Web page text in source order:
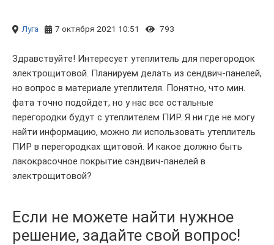
Луга 7 октября 2021 10:51 793
Здравствуйте! Интересует утеплитель для перегородок
электрощитовой. Планируем делать из сендвич-панелей,
но вопрос в материале утеплителя. Понятно, что мин.
фата точно подойдет, но у нас все остальные
перегородки будут с утеплителем ПИР. Я ни где не могу
найти информацию, можно ли использовать утеплитель
ПИР в перегородках щитовой. И какое должно быть
лакокрасочное покрытие сэндвич-панелей в
электрощитовой?
Если не можете найти нужное
решение, задайте свой вопрос!